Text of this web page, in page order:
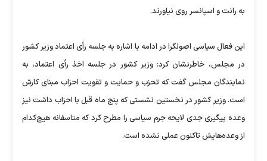
به رانت و اسپانسر روی نیاورند.
این فعال سیاسی اصولگرا در ادامه با اشاره به جلسه رأی اعتماد وزیر کشور
در مجلس، خاطرنشان کرد: وزیر کشور در جلسه اخذ رأی اعتماد، به
نمایندگان مجلس گفت که تحزب و حمایت و تقویت احزاب مبنای کارش
است. وزیر کشور در نخستین نشستی که پنج ماه قبل با احزاب داشت نیز
وعده پیگیری جدی لایحه جرم سیاسی را مطرح کرد که متاسفانه هیچ‌کدام
از وعده‌هایش تاکنون عملی نشده است.